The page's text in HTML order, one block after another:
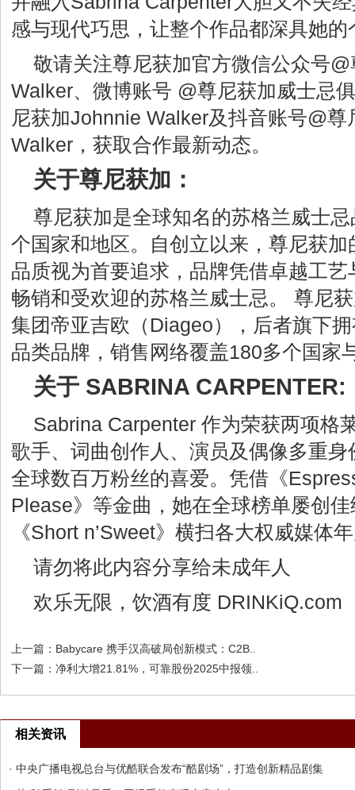
感与现代巧思，让整个作品都深具她
敬请关注尊尼获加官方微信公众号
Walker、微博账号 @尊尼获加威士忌
尼获加Johnnie Walker及抖音账号@
Walker，获取合作最新动态。
关于尊尼获加：
尊尼获加是全球知名的苏格兰威士
个国家和地区。自创立以来，尊尼获
品质视为首要追求，品牌凭借卓越工
畅销和受欢迎的苏格兰威士忌。 尊尼
集团帝亚吉欧（Diageo），后者旗下
品类品牌，销售网络覆盖180多个国家
关于 SABRINA CARPENTER:
Sabrina Carpenter 作为荣获两项格
歌手、词曲创作人、演员及偶像多重
全球数百万粉丝的喜爱。凭借《
Please》等金曲，她在全球榜单屡创
《Short n’Sweet》横扫各大权威媒体
请勿将此内容分享给未成年人
欢乐无限，饮酒有度 DRINKiQ.com
上一篇： Babycare 携手汉高破局创新模式：C2B..
下一篇： 净利大增21.81%，可靠股份2025中报领..
相关资讯
· 中央广播电视总台与优酷联合发布“酷剧场”，打造创新精品剧集